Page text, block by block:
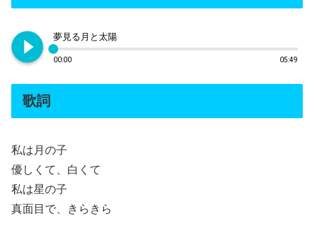
play_circle_filled 夢見る月と太陽
00:00 05:49
歌詞
私は月の子
優しくて、白くて
私は星の子
真面目で、きらきら